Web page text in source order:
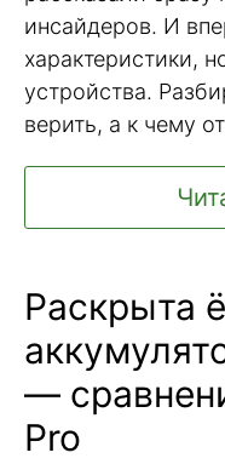
инсайдеров. И
характеристики,
устройства.
верить, а к чему
Раскрыта
—
Pro